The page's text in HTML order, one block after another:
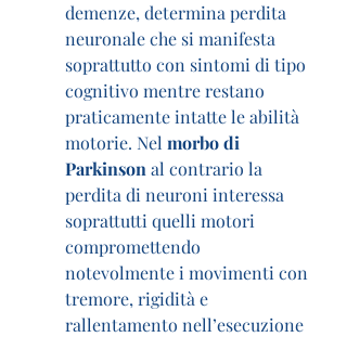
demenze, determina perdita
neuronale che si manifesta
soprattutto con sintomi di tipo
cognitivo mentre restano
praticamente intatte le abilità
motorie. Nel morbo di
Parkinson al contrario la
perdita di neuroni interessa
soprattutti quelli motori
compromettendo
notevolmente i movimenti con
tremore, rigidità e
rallentamento nell’esecuzione